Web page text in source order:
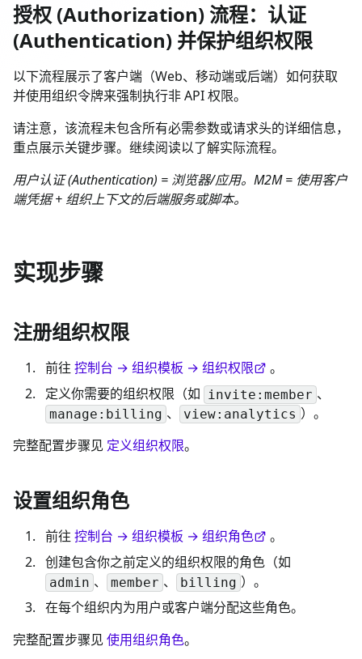
授权 (Authorization) 流程：认证
(Authentication) 并保护组织权限
以下流程展示了客户端（Web、移动端或后端）如何获取
并使用组织令牌来强制执行非 API 权限。
请注意，该流程未包含所有必需参数或请求头的详细信息，
重点展示关键步骤。继续阅读以了解实际流程。
用户认证 (Authentication) = 浏览器/应用。M2M = 使用客户
端凭据 + 组织上下文的后端服务或脚本。
实现步骤
注册组织权限
前往 控制台 → 组织模板 → 组织权限
。
定义你需要的组织权限（如 invite:member 、
manage:billing 、 view:analytics ）。
完整配置步骤见 定义组织权限。
设置组织角色
前往 控制台 → 组织模板 → 组织角色
。
创建包含你之前定义的组织权限的角色（如
admin 、 member 、 billing ）。
在每个组织内为用户或客户端分配这些角色。
完整配置步骤见 使用组织角色。